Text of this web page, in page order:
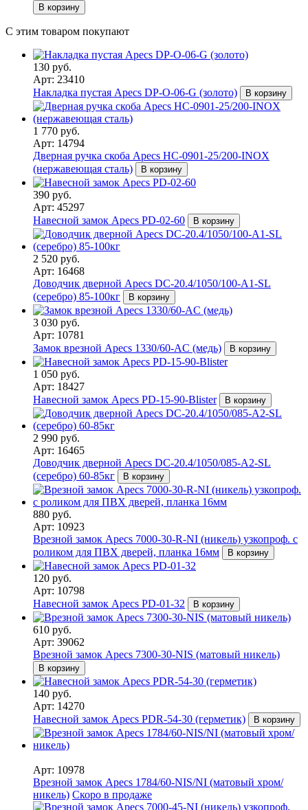
В корзину
С этим товаром покупают
130 руб.
Арт: 23410
Накладка пустая Apecs DP-O-06-G (золото)
В корзину
1 770 руб.
Арт: 14794
Дверная ручка скоба Apecs HC-0901-25/200-INOX
(нержавеющая сталь)
В корзину
390 руб.
Арт: 45297
Навесной замок Apecs PD-02-60
В корзину
2 520 руб.
Арт: 16468
Доводчик дверной Apecs DC-20.4/1050/100-A1-SL
(серебро) 85-100кг
В корзину
3 030 руб.
Арт: 10781
Замок врезной Apecs 1330/60-AC (медь)
В корзину
1 050 руб.
Арт: 18427
Навесной замок Apecs PD-15-90-Blister
В корзину
2 990 руб.
Арт: 16465
Доводчик дверной Apecs DC-20.4/1050/085-A2-SL
(серебро) 60-85кг
В корзину
880 руб.
Арт: 10923
Врезной замок Apecs 7000-30-R-NI (никель) узкопроф. с
роликом для ПВХ дверей, планка 16мм
В корзину
120 руб.
Арт: 10798
Навесной замок Apecs PD-01-32
В корзину
610 руб.
Арт: 39062
Врезной замок Apecs 7300-30-NIS (матовый никель)
В корзину
140 руб.
Арт: 14270
Навесной замок Apecs PDR-54-30 (герметик)
В корзину
Арт: 10978
Врезной замок Apecs 1784/60-NIS/NI (матовый хром/
никель) Скоро в продаже